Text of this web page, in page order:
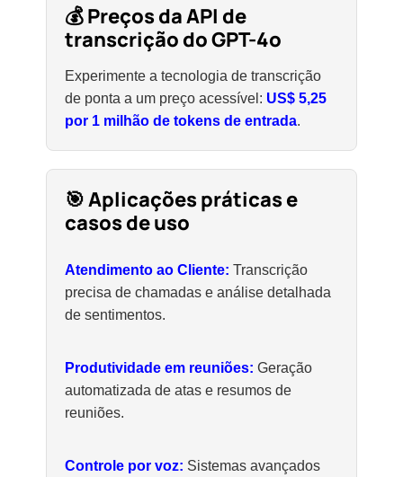
💰 Preços da API de
transcrição do GPT-4o
Experimente a tecnologia de transcrição
de ponta a um preço acessível: US$ 5,25
por 1 milhão de tokens de entrada.
🎯 Aplicações práticas e
casos de uso
Atendimento ao Cliente: Transcrição
precisa de chamadas e análise detalhada
de sentimentos.
Produtividade em reuniões: Geração
automatizada de atas e resumos de
reuniões.
Controle por voz: Sistemas avançados